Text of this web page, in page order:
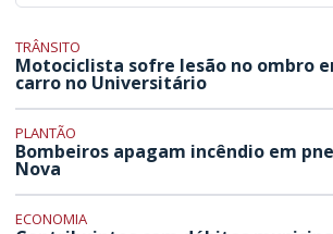
TRÂNSITO
Motociclista sofre lesão no ombro
carro no Universitário
PLANTÃO
Bombeiros apagam incêndio em
Nova
ECONOMIA